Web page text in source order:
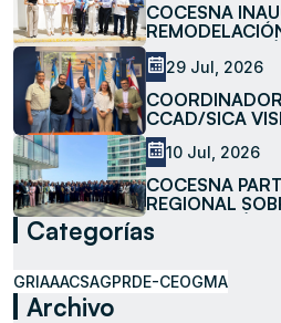
COCESNA
LA
29 Jul, 2026
CCAD/SICA
MEDIO
10 Jul, 2026
COCESNA
REGIONAL
FACILITACIÓN
Categorías
GRIAAACSAGPRDE-CEOGMA
Archivo